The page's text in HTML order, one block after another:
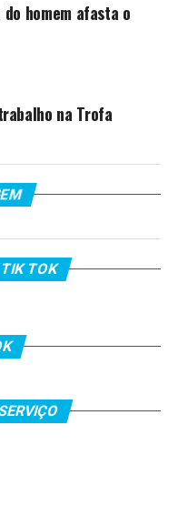
homem afasta o
na Trofa
TIK TOK